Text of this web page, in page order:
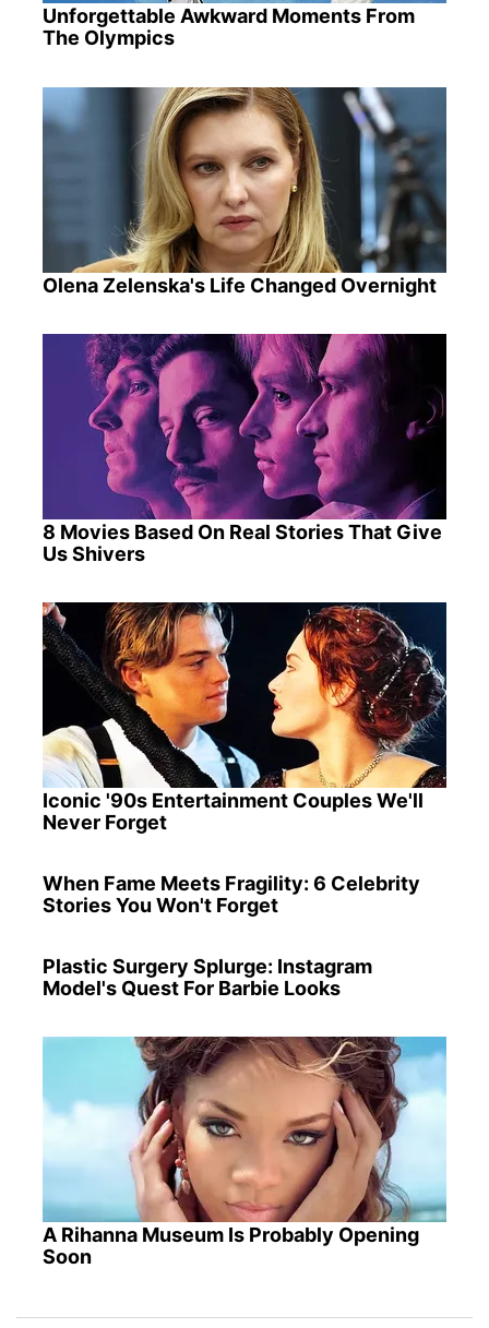
Unforgettable Awkward Moments From
The Olympics
Olena Zelenska's Life Changed Overnight
8 Movies Based On Real Stories That Give
Us Shivers
Iconic '90s Entertainment Couples We'll
Never Forget
When Fame Meets Fragility: 6 Celebrity
Stories You Won't Forget
Plastic Surgery Splurge: Instagram
Model's Quest For Barbie Looks
A Rihanna Museum Is Probably Opening
Soon